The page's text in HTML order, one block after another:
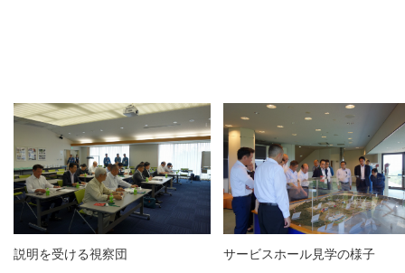
説明を受ける視察団 サービスホール見学の様子